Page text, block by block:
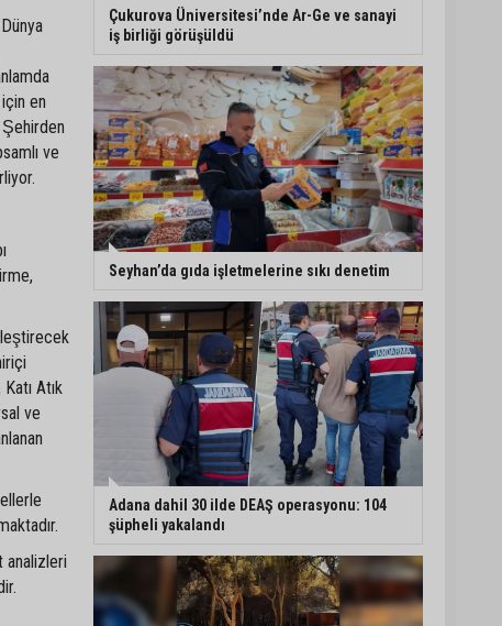
en
ve
Atık
ve
analizleri
Turnuvası’nda final
heyecanı
Ceyhan’da Necdet
Sevinç Parkı’nda bakım
çalışması
Orhan Bayram’dan AK
Parti’ye Yüreğir çıkışı:
“Bizim belediye meclis
üyelerimize ne yaptınız?
Çukurova Üniversitesi’nde Ar-Ge ve sanayi
iş birliği görüşüldü
Seyhan’da gıda işletmelerine sıkı denetim
Adana dahil 30 ilde DEAŞ operasyonu: 104
şüpheli yakalandı